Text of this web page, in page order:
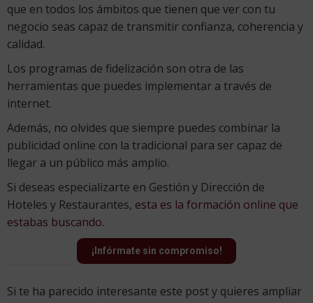
que en todos los ámbitos que tienen que ver con tu
negocio seas capaz de transmitir confianza, coherencia y
calidad.
Los programas de fidelización son otra de las
herramientas que puedes implementar a través de
internet.
Además, no olvides que siempre puedes combinar la
publicidad online con la tradicional para ser capaz de
llegar a un público más amplio.
Si deseas especializarte en Gestión y Dirección de
Hoteles y Restaurantes, esta es la formación online que
estabas buscando.
¡Infórmate sin compromiso!
Si te ha parecido interesante este post y quieres ampliar